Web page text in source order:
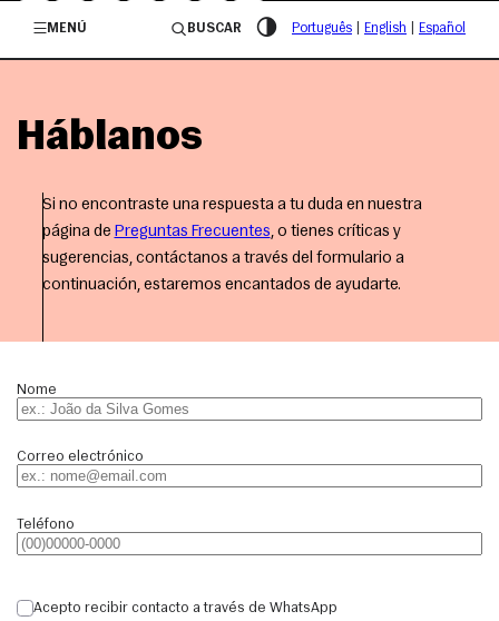
/governosp
MENÚ
BUSCAR Português English Español
Háblanos
Si no encontraste una respuesta a tu duda en nuestra
página de Preguntas Frecuentes, o tienes críticas y
sugerencias, contáctanos a través del formulario a
continuación, estaremos encantados de ayudarte.
Nome
Correo electrónico
Teléfono
Acepto recibir contacto a través de WhatsApp